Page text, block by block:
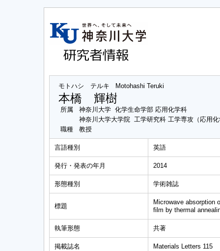
モトハシ テルキ Motohashi Teruki
本橋 輝樹
所属
神奈川大学 化学生命学部 応用化学科
神奈川大学大学院 工学研究科 工学専攻（応用
職種
教授
言語種別 英語
発行・発表の年月 2014
形態種別 学術雑誌
標題
Microwave absorption
film by thermal
執筆形態 共著
掲載誌名 Materials Letters 115